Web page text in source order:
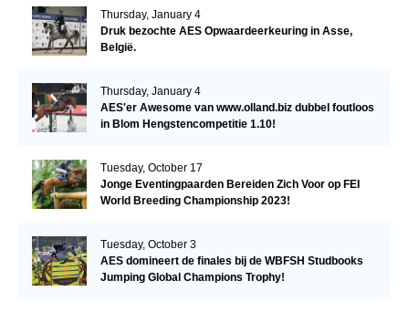
Thursday, January 4
Druk bezochte AES Opwaardeerkeuring in Asse,
België.
Thursday, January 4
AES'er Awesome van www.olland.biz dubbel foutloos
in Blom Hengstencompetitie 1.10!
Tuesday, October 17
Jonge Eventingpaarden Bereiden Zich Voor op FEI
World Breeding Championship 2023!
Tuesday, October 3
AES domineert de finales bij de WBFSH Studbooks
Jumping Global Champions Trophy!